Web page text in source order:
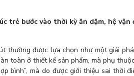
trẻ bước vào thời kỳ ăn dặm, hệ vận
thường được lựa chọn như một giải
toàn ở thiết kế sản phẩm, mà phụ
bình”, mà do được giới thiệu sai thời